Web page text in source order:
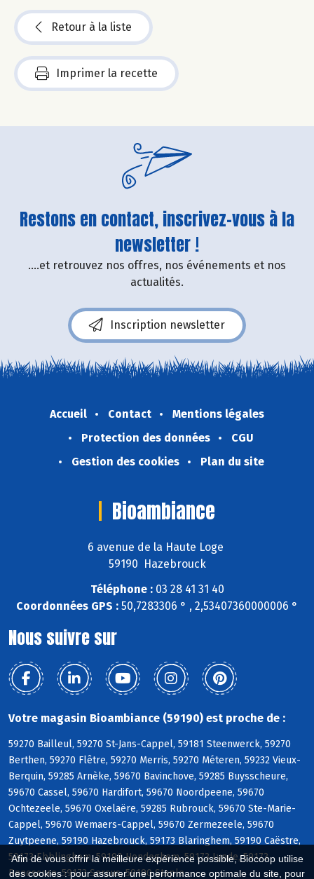
Afin de vous offrir la meilleure expérience possible, Biocoop utilise
des cookies : pour assurer une performance optimale du site, pour
Retour à la liste
Imprimer la recette
Restons en contact, inscrivez-vous à la
newsletter !
....et retrouvez nos offres, nos événements et nos
actualités.
Inscription newsletter
Accueil Contact
Mentions légales
Protection des données
CGU
Gestion des cookies
Plan du site
Bioambiance
6 avenue de la Haute Loge
59190 Hazebrouck
Téléphone :03 28 41 31 40
Coordonnées GPS : 50,7283306 ° , 2,53407360000006 °
Nous suivre sur
Votre magasin Bioambiance (59190) est proche de :
59270 Bailleul, 59270 St-Jans-Cappel, 59181 Steenwerck, 59270
Berthen, 59270 Flêtre, 59270 Merris, 59270 Méteren, 59232 Vieux-
Berquin, 59285 Arnèke, 59670 Bavinchove, 59285 Buysscheure,
59670 Cassel, 59670 Hardifort, 59670 Noordpeene, 59670
Ochtezeele, 59670 Oxelaëre, 59285 Rubrouck, 59670 Ste-Marie-
Cappel, 59670 Wemaers-Cappel, 59670 Zermezeele, 59670
Zuytpeene, 59190 Hazebrouck, 59173 Blaringhem, 59190 Caëstre,
59173 Ebblinghem, 59190 Hondeghem, 59173 Lynde, 59173
Renescure, 59173 Sercus, 59190 Staple